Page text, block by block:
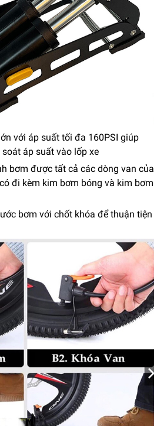
với áp suất tối đa 160PSI giúp
áp suất vào lốp xe
bơm được tất cả các dòng van của
đi kèm kim bơm bóng và kim bơm
bơm với chốt khóa để thuận tiện